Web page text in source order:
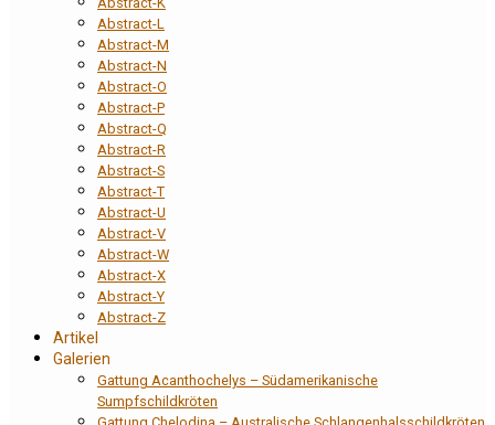
Abstract-L
Abstract-M
Abstract-N
Abstract-O
Abstract-P
Abstract-Q
Abstract-R
Abstract-S
Abstract-T
Abstract-U
Abstract-V
Abstract-W
Abstract-X
Abstract-Y
Abstract-Z
Artikel
Galerien
Gattung Acanthochelys – Südamerikanische
Sumpfschildkröten